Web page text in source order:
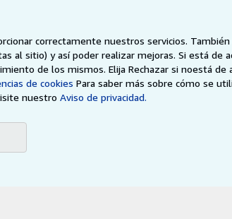
correctamente nuestros servicios.
al sitio) y así poder realizar mejoras. Si está de
de los mismos. Elija Rechazar si noestá de
de cookies Para saber más sobre cómo se
nuestroAviso de privacidad.